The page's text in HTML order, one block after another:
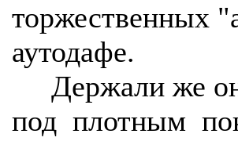
торжественных
аутодафе.
Держали же
под плотным